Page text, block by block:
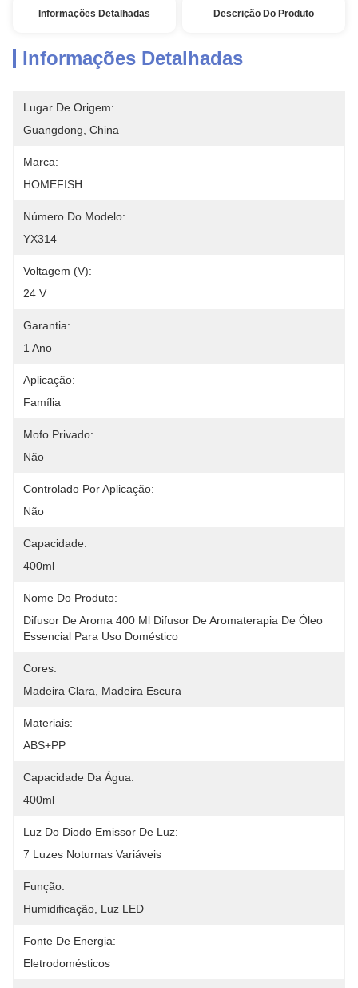
Informações Detalhadas Descrição Do Produto
Informações Detalhadas
Lugar De Origem:
Guangdong, China
Marca:
HOMEFISH
Número Do Modelo:
YX314
Voltagem (V):
24 V
Garantia:
1 Ano
Aplicação:
Família
Mofo Privado:
Não
Controlado Por Aplicação:
Não
Capacidade:
400ml
Nome Do Produto:
Difusor De Aroma 400 Ml Difusor De Aromaterapia De Óleo
Essencial Para Uso Doméstico
Cores:
Madeira Clara, Madeira Escura
Materiais:
ABS+PP
Capacidade Da Água:
400ml
Luz Do Diodo Emissor De Luz:
7 Luzes Noturnas Variáveis
Função:
Humidificação, Luz LED
Fonte De Energia:
Eletrodomésticos